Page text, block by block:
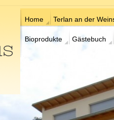
Home Terlan an der
Bioprodukte Gästebuch